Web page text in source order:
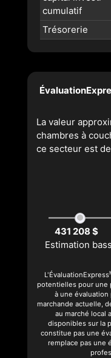
cumulatif
Trésorerie
La valeur
chambres à
ce secteur est
431 208 $
Estimation
L'ÉvaluationExpress
potentielles pour une
à une
marchande actuelle,
au marché local
disponibles sur la
constitue pas une
remplace pas une